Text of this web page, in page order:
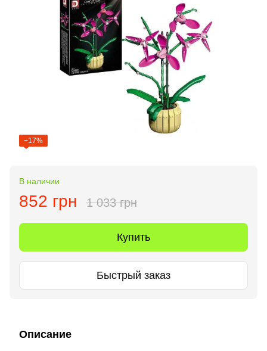
−17%
В наличии
852 грн 1 033 грн
Купить
Быстрый заказ
Описание